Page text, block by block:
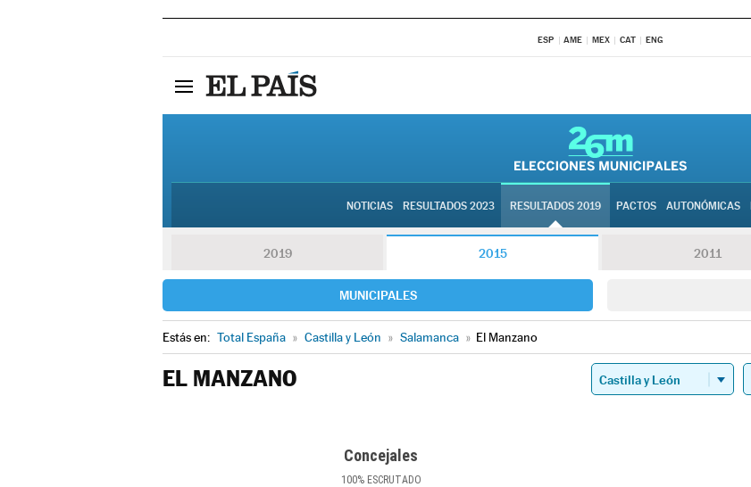
ESP AME MEX CAT ENG
NOTICIAS RESULTADOS 2023 RESULTADOS 2019 PACTOS AUTONÓMICAS
2019 2015 2011
MUNICIPALES
Estás en: Total España » Castilla y León » Salamanca » El Manzano
EL MANZANO
Concejales
100%ESCRUTADO